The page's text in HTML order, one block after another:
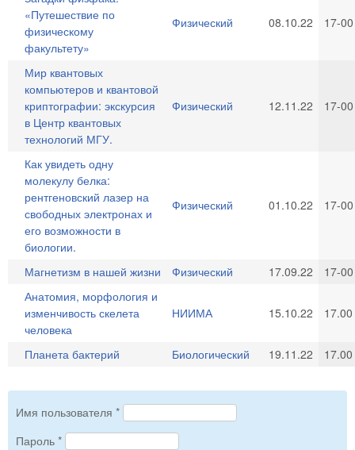
«Путешествие по
физическому
факультету»
Физический 08.10.22 17-00
Мир квантовых
компьютеров и квантовой
криптографии: экскурсия
в Центр квантовых
технологий МГУ.
Физический 12.11.22 17-00
Как увидеть одну
молекулу белка:
рентгеновский лазер на
свободных электронах и
его возможности в
биологии.
Физический 01.10.22 17-00
Магнетизм в нашей жизни Физический 17.09.22
17-00
Анатомия, морфология и
изменчивость скелета
человека
НИИМА 15.10.22 17.00
Планета бактерий Биологический 19.11.22 17.00
Имя пользователя *
Пароль *